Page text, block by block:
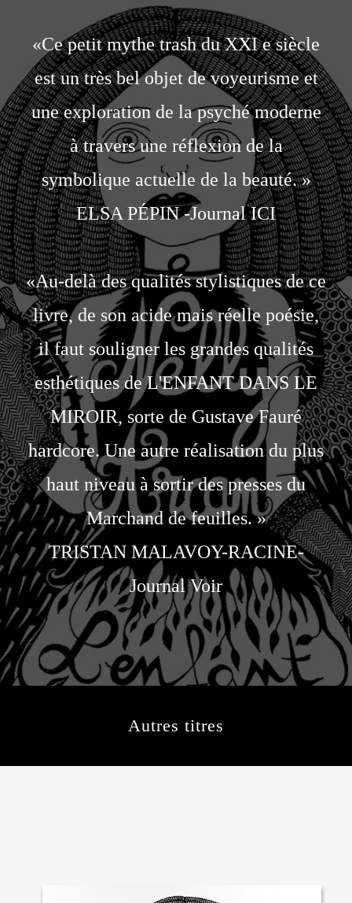
«Ce petit mythe trash du XXI e siècle
est un très bel objet de voyeurisme et
une exploration de la psyché moderne
à travers une réflexion de la
symbolique actuelle de la beauté. »
ELSA PÉPIN -Journal ICI
«Au-delà des qualités stylistiques de ce
livre, de son acide mais réelle poésie,
il faut souligner les grandes qualités
esthétiques de L'ENFANT DANS LE
MIROIR, sorte de Gustave Fauré
hardcore. Une autre réalisation du plus
haut niveau à sortir des presses du
Marchand de feuilles. »
TRISTAN MALAVOY-RACINE-
Journal Voir
Autres titres